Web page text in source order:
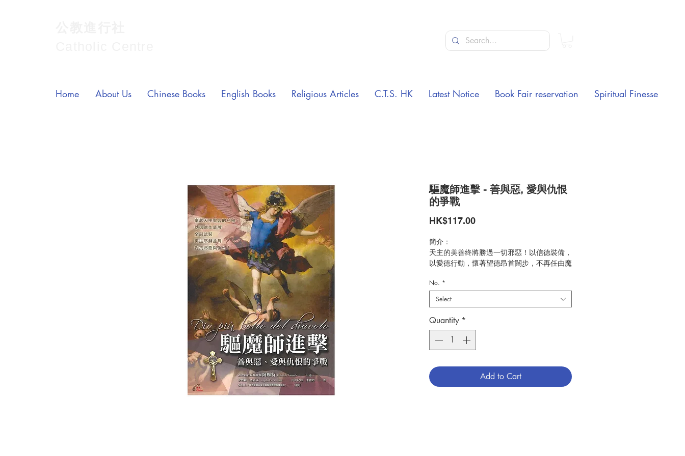
驅魔師進擊 - 善與惡, 愛與仇恨
的爭戰
HK$117.00Price
簡介：
天主的美善終將勝過一切邪惡！以信德裝備，
以愛德行動，懷著望德昂首闊步，不再任由魔
魔鬼為了拉攏人心，無所不用其極扭曲天主慈
愛的面貌。阿摩特神父深信良善美好的天主始
終與我們同在，而且比魔鬼更具吸引力。他以
牧者心懷邀請迷失受傷的弟兄姊妹，重新發現
天主兒女神聖的身分、尊嚴和自由；與美善的
天主共融同行，遠離邪惡誘惑，擺脫魔鬼的奴
拿起天主聖言的利劍，以信德作盾牌，全副武
No. *
Select
Quantity *
Add to Cart
Home About Us Chinese Books English Books Religious Articles C.T.S. HK Latest Notice Book Fair reservation Spiritual Finesse